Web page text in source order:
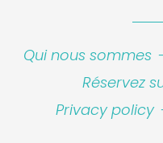
Qui nous sommes
Réservez
Privacy policy